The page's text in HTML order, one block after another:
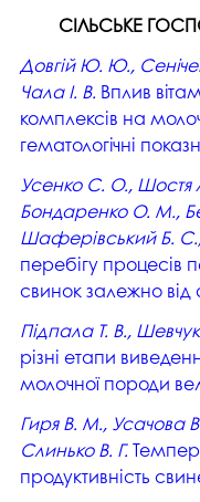
СІЛЬСЬКЕ
Довгій Ю. Ю.,
Чала І. В. Вплив
комплексів на
гематологічні
Усенко С. О., Шостя
Бондаренко О. М.,
Шаферівський Б. С.,
перебігу процесів
свинок залежно від
Підпала Т. В.,
різні етапи
молочної породи
Гиря В. М., Усачова
Слинько В. Г.
продуктивність